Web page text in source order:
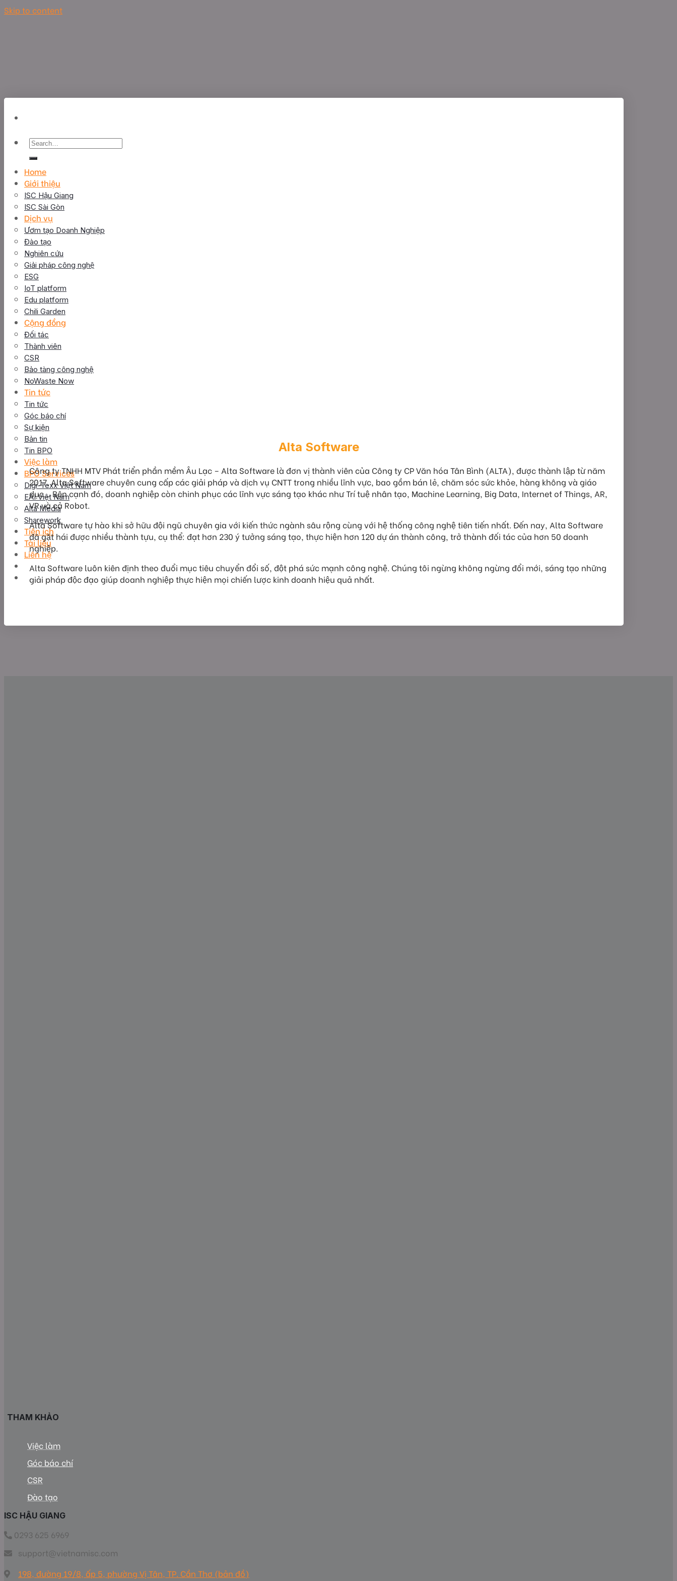
Skip to content
Home
Giới thiệu
ISC Hậu Giang
ISC Sài Gòn
Dịch vụ
Ươm tạo Doanh Nghiệp
Đào tạo
Nghiên cứu
Giải pháp công nghệ
ESG
IoT platform
Edu platform
Chili Garden
Cộng đồng
Đối tác
Thành viên
CSR
Bảo tàng công nghệ
NoWaste Now
Tin tức
Tin tức
Góc báo chí
Sự kiện
Bản tin
Tin BPO
Việc làm
BPO Services
Digi-Texx Việt Nam
EAI Việt Nam
Alta Media
Sharework
Tiện ích
Tài liệu
Liên hệ
Alta Software
Công ty TNHH MTV Phát triển phần mềm Âu Lạc – Alta Software là đơn vị thành viên của Công ty CP Văn hóa Tân Bình (ALTA), được thành lập từ năm
2017. Alta Software chuyên cung cấp các giải pháp và dịch vụ CNTT trong nhiều lĩnh vực, bao gồm bán lẻ, chăm sóc sức khỏe, hàng không và giáo
dục… Bên cạnh đó, doanh nghiệp còn chinh phục các lĩnh vực sáng tạo khác như Trí tuệ nhân tạo, Machine Learning, Big Data, Internet of Things, AR,
VR và cả Robot.
Alta Software tự hào khi sở hữu đội ngũ chuyên gia với kiến thức ngành sâu rộng cùng với hệ thống công nghệ tiên tiến nhất. Đến nay, Alta Software
đã gặt hái được nhiều thành tựu, cụ thể: đạt hơn 230 ý tưởng sáng tạo, thực hiện hơn 120 dự án thành công, trở thành đối tác của hơn 50 doanh
nghiệp.
Alta Software luôn kiên định theo đuổi mục tiêu chuyển đổi số, đột phá sức mạnh công nghệ. Chúng tôi ngừng không ngừng đổi mới, sáng tạo những
giải pháp độc đạo giúp doanh nghiệp thực hiện mọi chiến lược kinh doanh hiệu quả nhất.
THAM KHẢO
Việc làm
Góc báo chí
CSR
Đào tạo
ISC HẬU GIANG
0293 625 6969
support@vietnamisc.com
198, đường 19/8, ấp 5, phường Vị Tân, TP. Cần Thơ (bản đồ)